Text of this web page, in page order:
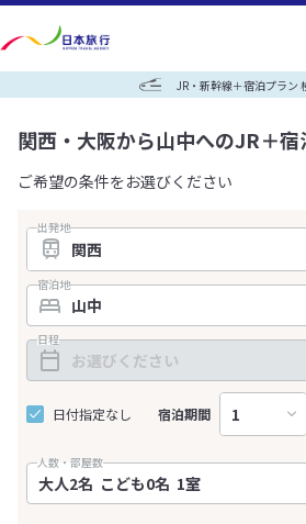
JR・新幹線＋宿泊プラン
関西・大阪から山中へのJR＋
ご希望の条件をお選びください
出発地
宿泊地
日程
日付指定なし 宿泊期間
人数・部屋数